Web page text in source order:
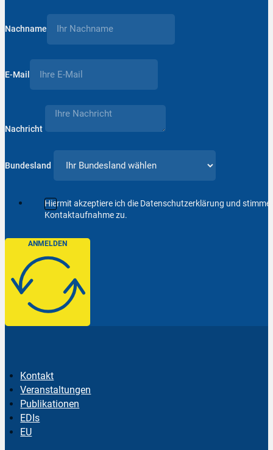
Nachname
E-Mail
Nachricht
Bundesland
Hiermit akzeptiere ich die Datenschutzerklärung und
Kontaktaufnahme zu.
ANMELDEN
Kontakt
Veranstaltungen
Publikationen
EDIs
EU